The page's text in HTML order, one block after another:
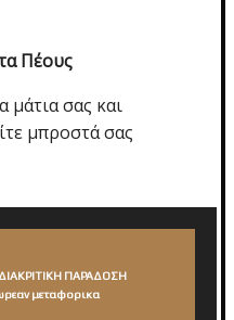
Πέους
μάτια σας και
μπροστά σας
ΠΑΡΑΔΟΣΗ